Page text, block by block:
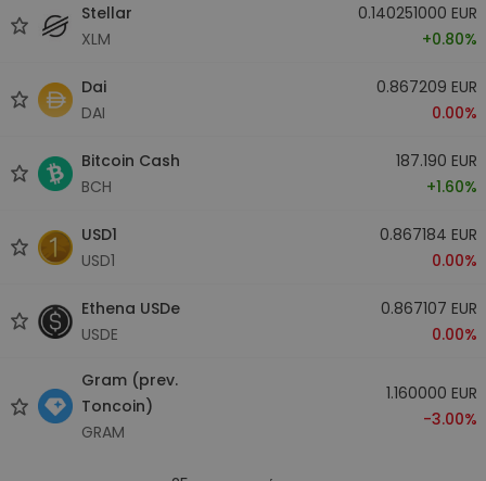
Stellar
XLM
0.140251000 EUR
+0.80%
Dai
DAI
0.867209 EUR
0.00%
Bitcoin Cash
BCH
187.190 EUR
+1.60%
USD1
USD1
0.867184 EUR
0.00%
Ethena USDe
USDE
0.867107 EUR
0.00%
Gram (prev.
Toncoin)
GRAM
1.160000 EUR
-3.00%